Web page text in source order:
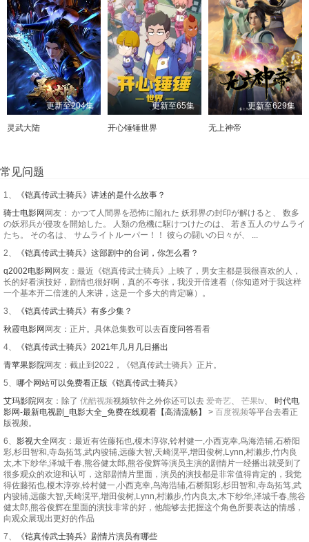
更新至204集
灵武大陆
更新至65集
开心锤锤世界
更新至629集
无上神帝
常见问题
1、
《铠真传武士骑兵》讲述的是什么故事？
骑士电影网网友： かつて人間界を恐怖に陥れた 妖邪界の封印が解けると、 数多
の妖邪兵が侵攻を開始した。 人類の危機に駆けつけたのは、 若き五人のサムライ
たち。 その名は、 サムライトルーパー！！ 彼らの闘いの日々が、 ...
2、
《铠真传武士骑兵》这部剧中的台词，你怎么看？
q2002电影网网友：最近《铠真传武士骑兵》上映了，男女主都是我很喜欢的人，
长的好看演技好，剧情也很好啊，真的不夸张，我没开倍速看（你知道对于我这样
一个基本开二倍速的人来讲，这是一个多大的肯定嘛）。
3、
《铠真传武士骑兵》有多少集？
秋霞电影网网友：正片。具体总集数可以去百度问答看看
4、
《铠真传武士骑兵》2021年几月几日播出
青苹果影院网友：截止到2022，《铠真传武士骑兵》正片。
5、 哪个网站可以免费看正版《铠真传武士骑兵》
艾玛影院网友：除了 优酷视频视频软件之外你还可以去 爱奇艺、 芒果tv、 时代电
影网-最新电视剧_电影大全_免费在线观看【高清流畅】 > 百度视频等平台去看正
版视频。
6、 影视大全网友：最近有佐藤拓也,榎木淳弥,铃村健一,小西克幸,鸟海浩辅,石桥阳
彩,杉田智和,寺岛拓笃,武内骏辅,远藤大智,天崎滉平,增田俊树,Lynn,村濑步,竹内良
太,木下纱华,泽城千春,熊谷健太郎,熊谷俊辉等演员主演的剧情片一经播出就受到了
很多观众的欢迎和认可，这部剧情片里面，演员的演技都是非常值得肯定的，我觉
得佐藤拓也,榎木淳弥,铃村健一,小西克幸,鸟海浩辅,石桥阳彩,杉田智和,寺岛拓笃,武
内骏辅,远藤大智,天崎滉平,增田俊树,Lynn,村濑步,竹内良太,木下纱华,泽城千春,熊谷
健太郎,熊谷俊辉在里面的演技非常的好，他能够去把握这个角色所要表达的情感，
向观众展现出更好的作品
7、
《铠真传武士骑兵》剧情片演员有哪些